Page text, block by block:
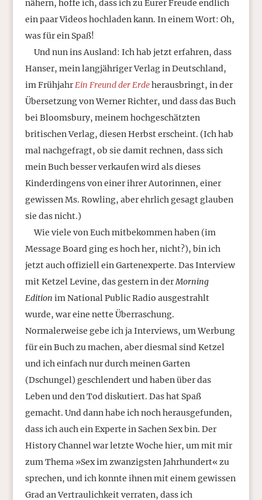
nähern, hoffe ich, dass ich zu Eurer Freude endlich
ein paar Videos hochladen kann. In einem Wort: Oh,
was für ein Spaß!
Und nun ins Ausland: Ich hab jetzt erfahren, dass
Hanser, mein langjähriger Verlag in Deutschland,
im FrühjahrEin Freund der Erdeherausbringt, in der
Übersetzung von Werner Richter, und dass das Buch
bei Bloomsbury, meinem hochgeschätzten
britischen Verlag, diesen Herbst erscheint. (Ich hab
mal nachgefragt, ob sie damit rechnen, dass sich
mein Buch besser verkaufen wird als dieses
Kinderdingens von einer ihrer Autorinnen, einer
gewissen Ms. Rowling, aber ehrlich gesagt glauben
sie das nicht.)
Wie viele von Euch mitbekommen haben (im
Message Board ging es hoch her, nicht?), bin ich
jetzt auch offiziell ein Gartenexperte. Das Interview
mit Ketzel Levine, das gestern in derMorning
Edition im National Public Radio ausgestrahlt
wurde, war eine nette Überraschung.
Normalerweise gebe ich ja Interviews, um Werbung
für ein Buch zu machen, aber diesmal sind Ketzel
und ich einfach nur durch meinen Garten
(Dschungel) geschlendert und haben über das
Leben und den Tod diskutiert. Das hat Spaß
gemacht. Und dann habe ich noch herausgefunden,
dass ich auch ein Experte in Sachen Sex bin. Der
History Channel war letzte Woche hier, um mit mir
zum Thema »Sex im zwanzigsten Jahrhundert« zu
sprechen, und ich konnte ihnen mit einem gewissen
Grad an Vertraulichkeit verraten, dass ich